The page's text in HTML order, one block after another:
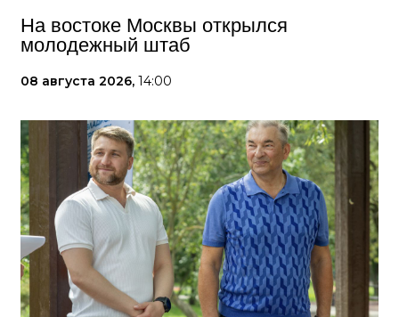
На востоке Москвы открылся
молодежный штаб
08 августа 2026, 14:00